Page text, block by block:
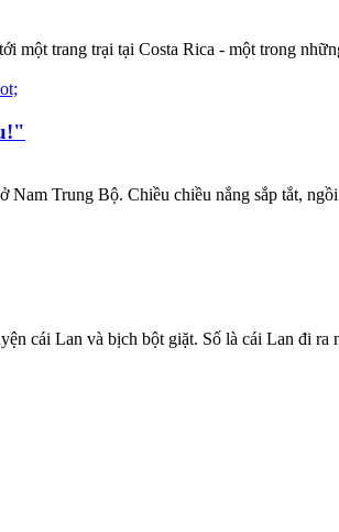
một trang trại tại Costa Rica - một trong
Trung Bộ. Chiều chiều nắng sắp tắt,
cái Lan và bịch bột giặt. Số là cái Lan đi ra